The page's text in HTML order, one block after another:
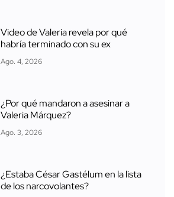
Video de Valeria revela por qué
habría terminado con su ex
Ago. 4, 2026
¿Por qué mandaron a asesinar a
Valeria Márquez?
Ago. 3, 2026
¿Estaba César Gastélum en la lista
de los narcovolantes?